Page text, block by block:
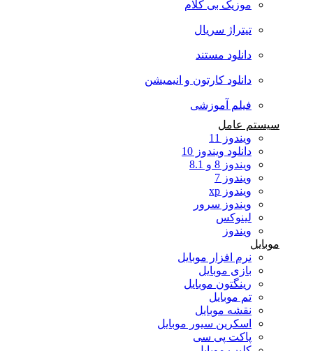
موزیک بی کلام
تیتراژ سریال
دانلود مستند
دانلود کارتون و انیمیشن
فیلم آموزشی
سیستم عامل
ویندوز 11
دانلود ویندوز 10
ویندوز 8 و 8.1
ویندوز 7
ویندوز xp
ویندوز سرور
لینوکس
ویندوز
موبایل
نرم افزار موبایل
بازی موبایل
رینگتون موبایل
تم موبایل
نقشه موبایل
اسکرین سیور موبایل
پاکت پی سی